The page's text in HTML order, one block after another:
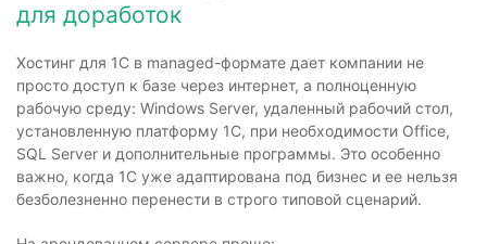
для доработок
Хостинг для 1С в managed-формате дает компании не
просто доступ к базе через интернет, а полноценную
рабочую среду: Windows Server, удаленный рабочий стол,
установленную платформу 1С, при необходимости Office,
SQL Server и дополнительные программы. Это особенно
важно, когда 1С уже адаптирована под бизнес и ее нельзя
безболезненно перенести в строго типовой сценарий.